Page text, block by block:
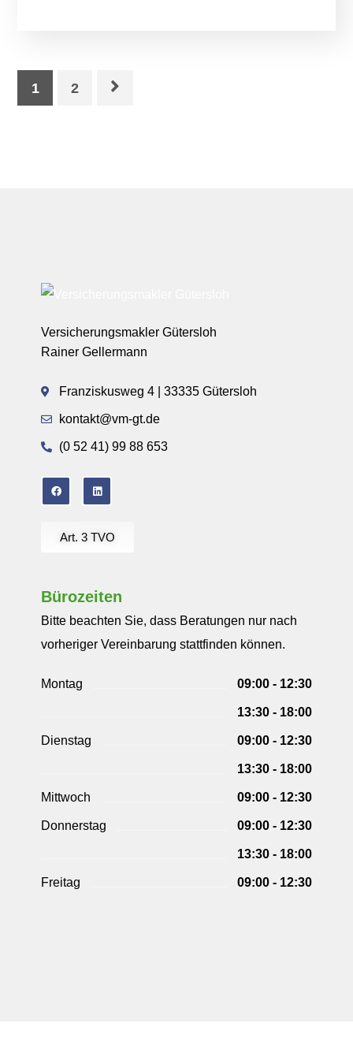
1 2
Versicherungsmakler Gütersloh
Rainer Gellermann
Franziskusweg 4 | 33335 Gütersloh
kontakt@vm-gt.de
(0 52 41) 99 88 653
Art. 3 TVO
Bürozeiten
Bitte beachten Sie, dass Beratungen nur nach
vorheriger Vereinbarung stattfinden können.
Montag 09:00 - 12:30
13:30 - 18:00
Dienstag 09:00 - 12:30
13:30 - 18:00
Mittwoch 09:00 - 12:30
Donnerstag 09:00 - 12:30
13:30 - 18:00
Freitag 09:00 - 12:30